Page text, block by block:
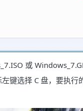
或
键选择 C 盘，要执行